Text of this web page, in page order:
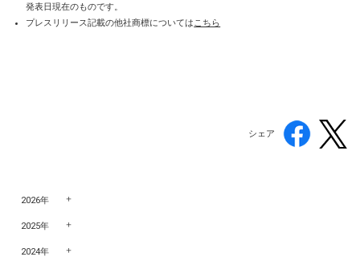
発表日現在のものです。
プレスリリース記載の他社商標については こちら
シェア
2026年
2025年
2024年